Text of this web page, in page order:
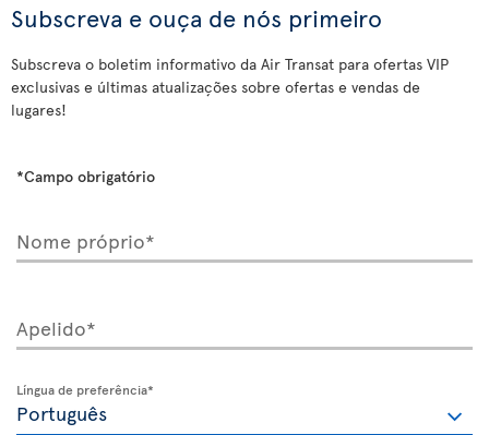
Subscreva e ouça de nós primeiro
Subscreva o boletim informativo da Air Transat para ofertas VIP
exclusivas e últimas atualizações sobre ofertas e vendas de
lugares!
*Campo obrigatório
Nome próprio*
Apelido*
Língua de preferência*